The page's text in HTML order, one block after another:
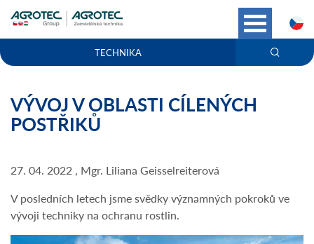
TECHNIKA
VÝVOJ V OBLASTI CÍLENÝCH
POSTŘIKŮ
27. 04. 2022 , Mgr. Liliana Geisselreiterová
V posledních letech jsme svědky významných pokroků ve
vývoji techniky na ochranu rostlin.